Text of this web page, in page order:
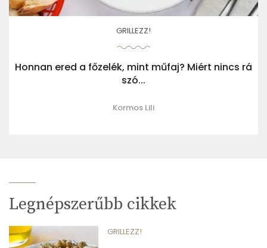
GRILLEZZ!
Honnan ered a főzelék, mint műfaj? Miért nincs rá
szó...
Kormos Lili
Legnépszerűbb cikkek
GRILLEZZ!